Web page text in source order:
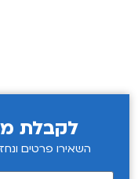
לקבלת
השאירו פרטים